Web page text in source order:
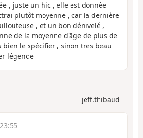
, juste un hic , elle est donnée
plutôt moyenne , car la dernière
, et un bon dénivelé ,
de la moyenne d'âge de plus de
bien le spécifier , sinon tres beau
légende
jeff.thibaud